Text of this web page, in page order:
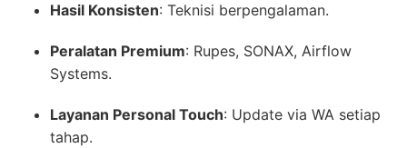
Hasil Konsisten: Teknisi berpengalaman.
Peralatan Premium: Rupes, SONAX, Airflow
Systems.
Layanan Personal Touch: Update via WA setiap
tahap.